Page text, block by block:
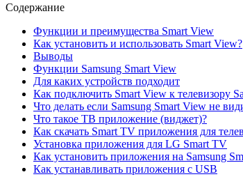
Содержание
Функции и преимущества Smart View
Как установить и использовать Smart View?
Выводы
Функции Samsung Smart View
Для каких устройств подходит
Как подключить Smart View к телевизору
Что делать если Samsung Smart View не
Что такое ТВ приложение (виджет)?
Как скачать Smart TV приложения для
Установка приложения для LG Smart TV
Как установить приложения на Samsung
Как устанавливать приложения с USB